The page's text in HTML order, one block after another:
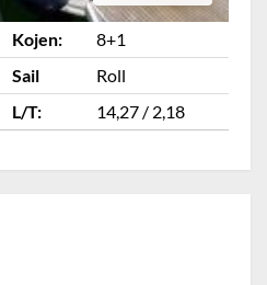
Kojen:
8+1
Sail
Roll
L/T: 14,27 / 2,18